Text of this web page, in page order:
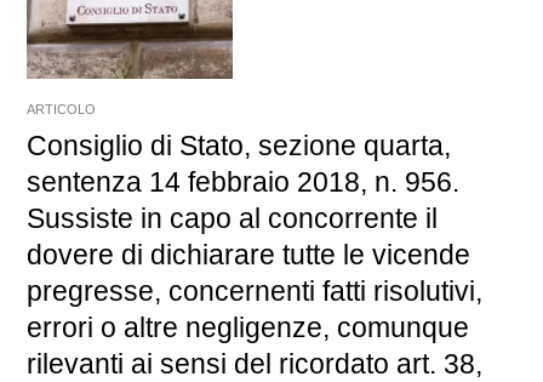
ARTICOLO
Consiglio di Stato, sezione quarta,
sentenza 14 febbraio 2018, n. 956.
Sussiste in capo al concorrente il
dovere di dichiarare tutte le vicende
pregresse, concernenti fatti risolutivi,
errori o altre negligenze, comunque
rilevanti ai sensi del ricordato art. 38,